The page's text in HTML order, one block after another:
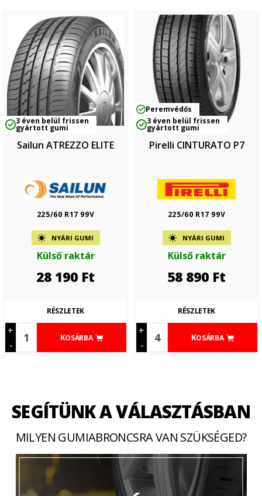
3 éven belül frissen
gyártott gumi
Sailun ATREZZO ELITE
225/60 R17 99V
NYÁRI GUMI
Külső raktár
28 190 Ft
+
-
KOSÁRBA
RÉSZLETEK
Peremvédős
3 éven belül frissen
gyártott gumi
Pirelli CINTURATO P7
225/60 R17 99V
NYÁRI GUMI
Külső raktár
58 890 Ft
+
-
KOSÁRBA
RÉSZLETEK
SEGÍTÜNK A VÁLASZTÁSBAN
MILYEN GUMIABRONCSRA VAN SZÜKSÉGED?